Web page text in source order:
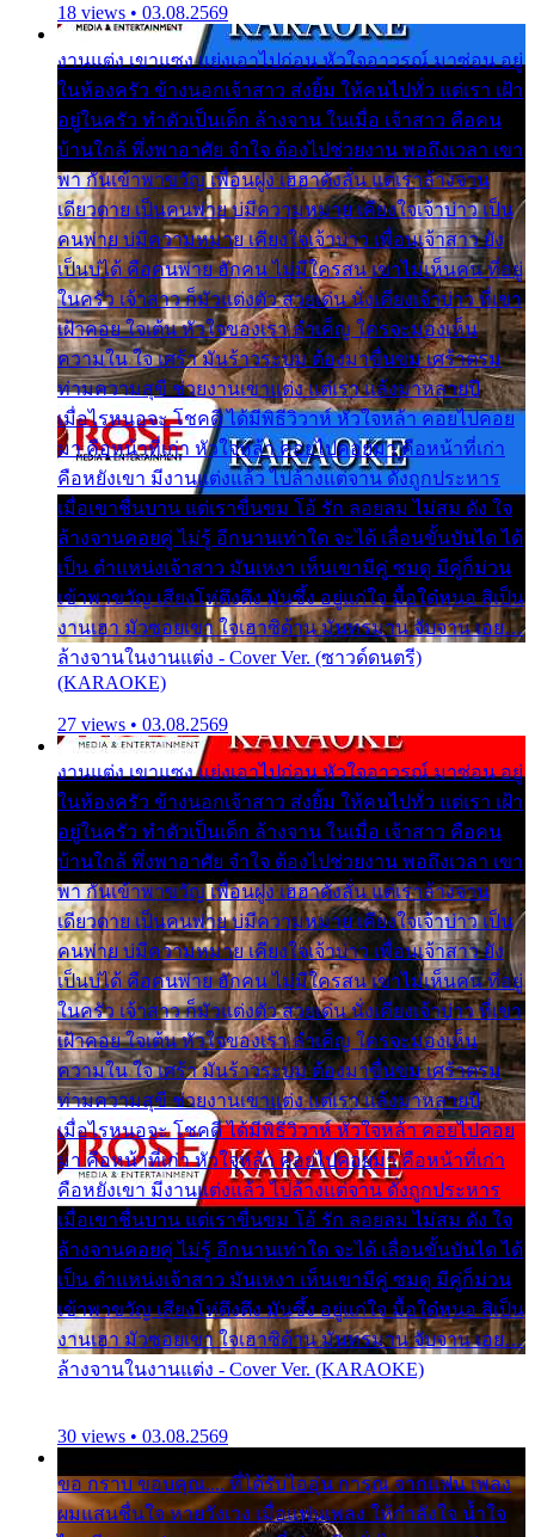
18 views • 03.08.2569
งานแต่ง เขาแซง แย่งเอาไปก่อน หัวใจอาวรณ์ มาซ่อน อยู่
ในห้องครัว ข้างนอกเจ้าสาว ส่งยิ้ม ให้คนไปทั่ว แต่เรา เฝ้า
อยู่ในครัว ทำตัวเป็นเด็ก ล้างจาน ในเมื่อ เจ้าสาว คือคน
บ้านใกล้ พึ่งพาอาศัย จำใจ ต้องไปช่วยงาน พอถึงเวลา เขา
พา กันเข้าพาขวัญ เพื่อนฝูง เฮฮาดังลั่น แต่เราล้างจาน
เดียวดาย เป็นคนพ่าย บ่มีความหมาย เคียงใจเจ้าบ่าว เป็น
คนพ่าย บ่มีความหมาย เคียงใจเจ้าบ่าว เพื่อนเจ้าสาว ยัง
เป็นบ่ได้ คือคนพ่าย ฮักคน ไม่มีใครสน เขาไม่เห็นคน ที่อยู่
ในครัว เจ้าสาว ก็มัวแต่งตัว สวยเด่น นั่งเคียงเจ้าบ่าว ที่เขา
เฝ้าคอย ใจเต้น หัวใจของเรา ลำเค็ญ ใครจะมองเห็น
ความใน ใจ เศร้า มันร้าวระบม ต้องมาขื่นขม เศร้าตรม
ท่ามความสุขี ช่วยงานเขาแต่ง แต่เรา แล้งมาหลายปี
เมื่อไรหนอจะ โชคดี ได้มีพิธีวิวาห์ หัวใจหล้า คอยไปคอย
มา คือหน้าที่เก่า หัวใจหล้า คอยไปคอยมา คือหน้าที่เก่า
คือหยังเขา มีงานแต่งแล้ว ไปล้างแต่จาน ดั่งถูกประหาร
เมื่อเขาชื่นบาน แต่เราขื่นขม โอ้ รัก ลอยลม ไม่สม ดัง ใจ
ล้างจานคอยคู่ ไม่รู้ อีกนานเท่าใด จะได้ เลื่อนขั้นบันได ได้
เป็น ตำแหน่งเจ้าสาว มันเหงา เห็นเขามีคู่ ซมดู มีคู่ก็ม่วน
เข้าพาขวัญ เสียงโห่ตึงตึง มันซึ้ง อยู่แก่ใจ มื้อใด๋หนอ สิเป็น
งานเฮา มัวซอยเขา ใจเฮาซิด้าน มันทรมาน จับจาน เอย…
ล้างจานในงานแต่ง - Cover Ver. (ซาวด์ดนตรี)
(KARAOKE)
27 views • 03.08.2569
งานแต่ง เขาแซง แย่งเอาไปก่อน หัวใจอาวรณ์ มาซ่อน อยู่
ในห้องครัว ข้างนอกเจ้าสาว ส่งยิ้ม ให้คนไปทั่ว แต่เรา เฝ้า
อยู่ในครัว ทำตัวเป็นเด็ก ล้างจาน ในเมื่อ เจ้าสาว คือคน
บ้านใกล้ พึ่งพาอาศัย จำใจ ต้องไปช่วยงาน พอถึงเวลา เขา
พา กันเข้าพาขวัญ เพื่อนฝูง เฮฮาดังลั่น แต่เราล้างจาน
เดียวดาย เป็นคนพ่าย บ่มีความหมาย เคียงใจเจ้าบ่าว เป็น
คนพ่าย บ่มีความหมาย เคียงใจเจ้าบ่าว เพื่อนเจ้าสาว ยัง
เป็นบ่ได้ คือคนพ่าย ฮักคน ไม่มีใครสน เขาไม่เห็นคน ที่อยู่
ในครัว เจ้าสาว ก็มัวแต่งตัว สวยเด่น นั่งเคียงเจ้าบ่าว ที่เขา
เฝ้าคอย ใจเต้น หัวใจของเรา ลำเค็ญ ใครจะมองเห็น
ความใน ใจ เศร้า มันร้าวระบม ต้องมาขื่นขม เศร้าตรม
ท่ามความสุขี ช่วยงานเขาแต่ง แต่เรา แล้งมาหลายปี
เมื่อไรหนอจะ โชคดี ได้มีพิธีวิวาห์ หัวใจหล้า คอยไปคอย
มา คือหน้าที่เก่า หัวใจหล้า คอยไปคอยมา คือหน้าที่เก่า
คือหยังเขา มีงานแต่งแล้ว ไปล้างแต่จาน ดั่งถูกประหาร
เมื่อเขาชื่นบาน แต่เราขื่นขม โอ้ รัก ลอยลม ไม่สม ดัง ใจ
ล้างจานคอยคู่ ไม่รู้ อีกนานเท่าใด จะได้ เลื่อนขั้นบันได ได้
เป็น ตำแหน่งเจ้าสาว มันเหงา เห็นเขามีคู่ ซมดู มีคู่ก็ม่วน
เข้าพาขวัญ เสียงโห่ตึงตึง มันซึ้ง อยู่แก่ใจ มื้อใด๋หนอ สิเป็น
งานเฮา มัวซอยเขา ใจเฮาซิด้าน มันทรมาน จับจาน เอย…
ล้างจานในงานแต่ง - Cover Ver. (KARAOKE)
30 views • 03.08.2569
ขอ กราบ ขอบคุณ.... ที่ได้รับไออุ่น การุณ จากแฟน เพลง
ผมแสนชื่นใจ หายวังเวง เมื่อแฟนเพลง ให้กำลังใจ น้ำใจ